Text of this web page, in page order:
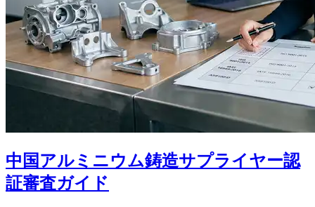
中国アルミニウム鋳造サプライヤー認
証審査ガイド